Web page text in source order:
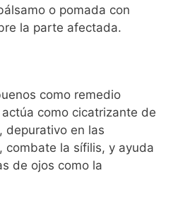
o pomada con
la parte afectada.
como remedio
actúa como cicatrizante de
depurativo en las
combate la sífilis, y ayuda
de ojos como la